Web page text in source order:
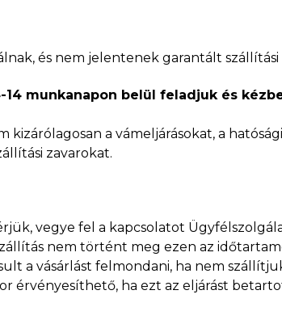
és nem jelentenek garantált
munkanapon belül feladjuk és
a vámeljárásokat, a
zavarokat.
vegye fel a kapcsolatot
nem történt meg ezen az
a vásárlást felmondani, ha nem
érvényesíthető, ha ezt az eljárást